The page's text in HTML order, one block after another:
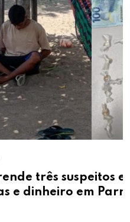
e apreende
Parnaíba